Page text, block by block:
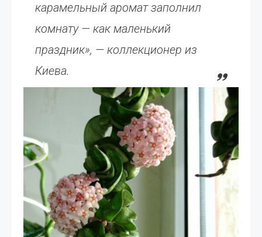
карамельный аромат заполнил
комнату — как маленький
праздник», — коллекционер из
Киева.